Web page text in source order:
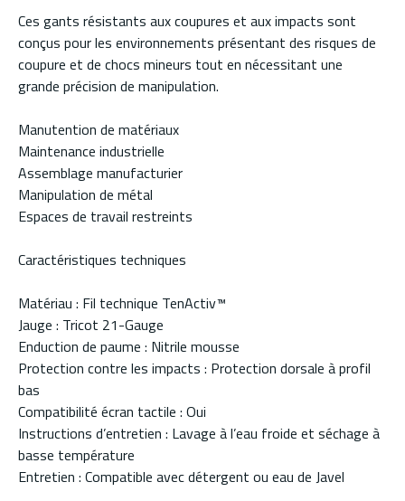
Ces gants résistants aux coupures et aux impacts sont
conçus pour les environnements présentant des risques de
coupure et de chocs mineurs tout en nécessitant une
grande précision de manipulation.
Manutention de matériaux
Maintenance industrielle
Assemblage manufacturier
Manipulation de métal
Espaces de travail restreints
Caractéristiques techniques
Matériau : Fil technique TenActiv™
Jauge : Tricot 21-Gauge
Enduction de paume : Nitrile mousse
Protection contre les impacts : Protection dorsale à profil
bas
Compatibilité écran tactile : Oui
Instructions d’entretien : Lavage à l’eau froide et séchage à
basse température
Entretien : Compatible avec détergent ou eau de Javel